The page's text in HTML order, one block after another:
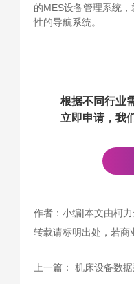
的MES设备管理系统
性的导航系统。
根据不同行业
立即申请，我
作者：小编|本文由柯
转载请标明出处，若商
上一篇： 机床设备数